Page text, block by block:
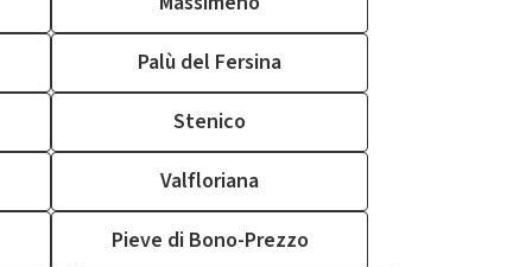
Palù del Fersina
Stenico
Valfloriana
Pieve di Bono-Prezzo